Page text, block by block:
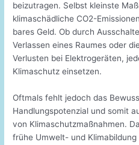
beizutragen. Selbst kleinste
klimaschädliche CO2-
bares Geld. Ob durch
Verlassen eines Raumes oder
Verlusten bei Elektrogeräten,
Klimaschutz einsetzen.
Oftmals fehlt jedoch das
Handlungspotenzial und somit
von Klimaschutzmaßnahmen.
frühe Umwelt- und